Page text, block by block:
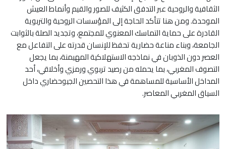
الثقافية والروحية عبر التدفق الكثيف للصور والقيم وأنماط العيش
الموحدة. ومن هنا تتأكد الحاجة إلى المؤسسات الروحية والتربوية
القادرة على حماية التماسك المعنوي للمجتمع، وتجديد الصلة بالثوابت
الجامعة، وبناء مناعة حضارية تحفظ للإنسان قدرته على التفاعل مع
العصر دون الذوبان في نماذجه الاستهلاكية المهيمنة، بما يجعل
التصوف المغربي، بما يحمله من رصيد تربوي ورمزي وأخلاقي، أحد
المداخل الأساسية للمساهمة في هذا التحصين الجيوحضاري داخل
السياق المغربي المعاصر.